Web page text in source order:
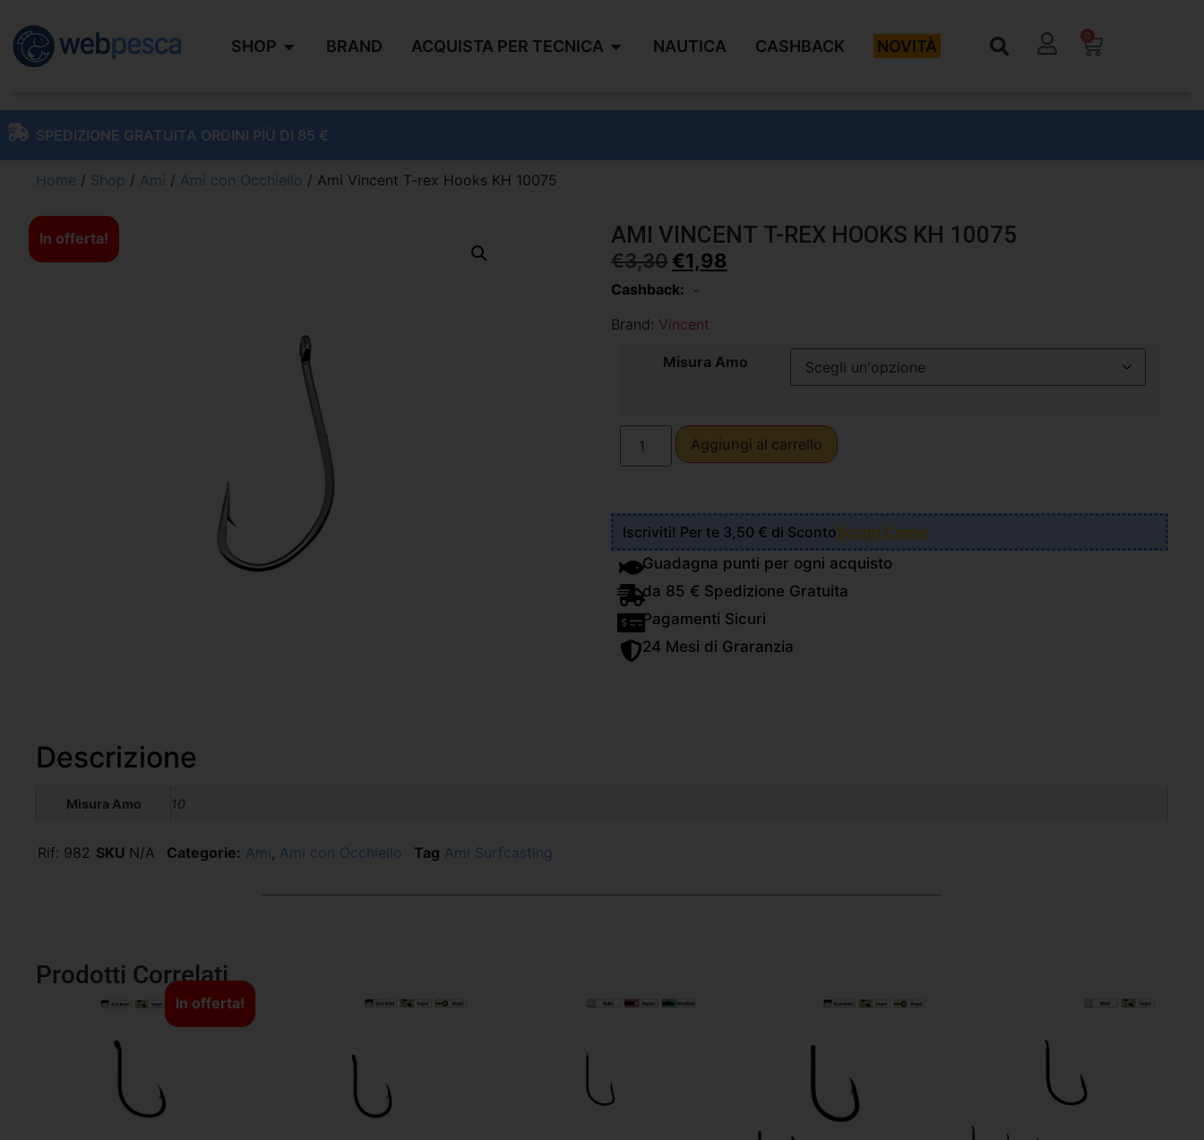
SHOP BRAND ACQUISTA PER TECNICA NAUTICA CASHBACK NOVITÀ
0
SPEDIZIONE GRATUITA ORDINI PIÙ DI 85 €
Home / Shop / Ami / Ami con Occhiello / Ami Vincent T-rex Hooks KH 10075
In offerta! AMI VINCENT T-REX HOOKS KH 10075
€3,30€1,98
Cashback: -
Brand: Vincent
Misura Amo
Aggiungi al carrello
Iscriviti! Per te 3,50 € di ScontoScopri Come!
Guadagna punti per ogni acquisto
da 85 € Spedizione Gratuita
Pagamenti Sicuri
24 Mesi di Graranzia
Descrizione
Misura Amo 10
Rif: 982 SKU N/A Categorie: Ami , Ami con Occhiello Tag Ami Surfcasting
Prodotti Correlati
In offerta!